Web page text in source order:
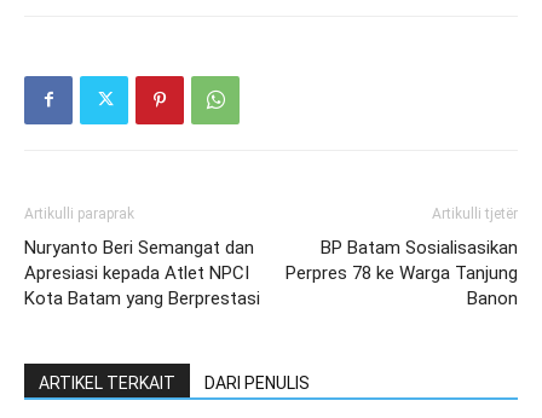
Artikulli paraprak
Nuryanto Beri Semangat dan
Apresiasi kepada Atlet NPCI
Kota Batam yang Berprestasi
Artikulli tjetër
BP Batam Sosialisasikan
Perpres 78 ke Warga Tanjung
Banon
ARTIKEL TERKAIT DARI PENULIS